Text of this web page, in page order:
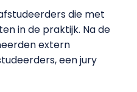
die met
in de praktijk. Na de
extern
een jury